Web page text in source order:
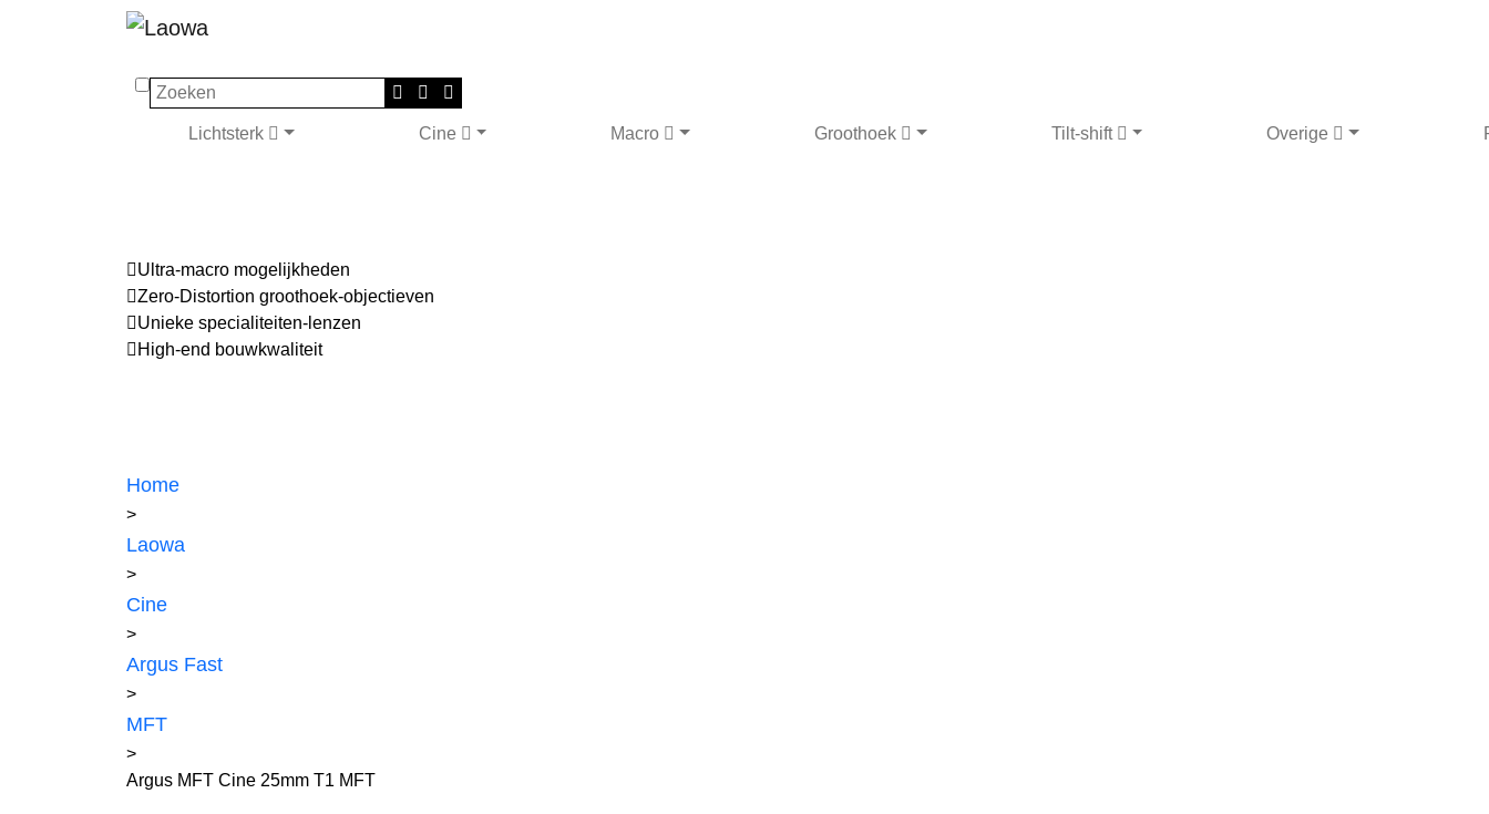
Zoeken
Lichtsterk Cine Macro Groothoek Tilt-shift Overige
Ultra-macro mogelijkheden
Zero-Distortion groothoek-objectieven
Unieke specialiteiten-lenzen
High-end bouwkwaliteit
Home
>
Laowa
>
Cine
>
Argus Fast
>
MFT
>
Argus MFT Cine 25mm T1 MFT